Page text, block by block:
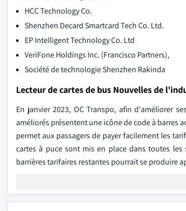
HCC Technology Co.
Shenzhen Decard Smartcard Tech Co. Ltd.
EP Intelligent Technology Co. Ltd
VeriFone Holdings Inc. (Francisco Partners),
Société de technologie Shenzhen Rakinda
Lecteur de cartes de bus Nouvelles de
En janvier 2023, OC Transpo, afin d'améliorer
améliorés présentent une icône de code à barres
permet aux passagers de payer facilement les
cartes à puce sont mis en place dans toutes
barrières tarifaires restantes pourrait se produire